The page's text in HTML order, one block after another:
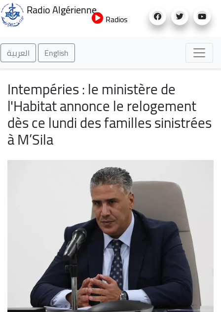
au
Radio Algérienne
Radios
العربية English
Intempéries : le ministère de
l'Habitat annonce le relogement
dès ce lundi des familles sinistrées
à M’Sila